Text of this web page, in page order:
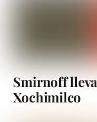
Smirnoff
Xochimilco